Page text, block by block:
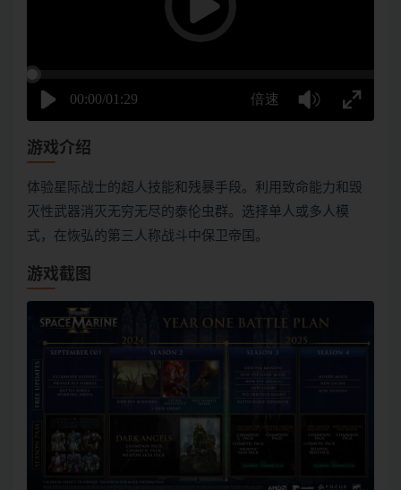
游戏介绍
体验星际战士的超人技能和残暴手段。利用致命能力和毁
灭性武器消灭无穷无尽的泰伦虫群。选择单人或多人模
式，在恢弘的第三人称战斗中保卫帝国。
游戏截图